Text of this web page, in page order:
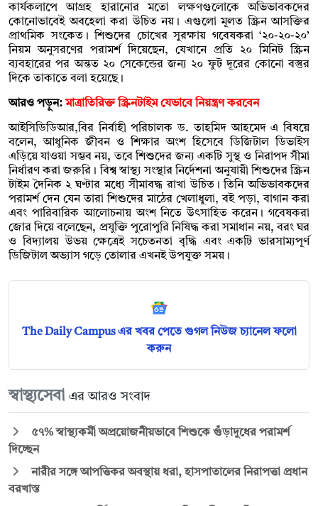
কার্যকলাপে আগ্রহ হারানোর মতো লক্ষণগুলোকে অভিভাবকদের
কোনোভাবেই অবহেলা করা উচিত নয়। এগুলো মূলত স্ক্রিন আসক্তির
প্রাথমিক সংকেত। শিশুদের চোখের সুরক্ষায় গবেষকরা ‘২০-২০-২০’
নিয়ম অনুসরণের পরামর্শ দিয়েছেন, যেখানে প্রতি ২০ মিনিট স্ক্রিন
ব্যবহারের পর অন্তত ২০ সেকেন্ডের জন্য ২০ ফুট দূরের কোনো বস্তুর
দিকে তাকাতে বলা হয়েছে।
আরও পড়ুন:মাত্রাতিরিক্ত স্ক্রিনটাইম যেভাবে নিয়ন্ত্রণ করবেন
আইসিডিডিআর,বির নির্বাহী পরিচালক ড. তাহমিদ আহমেদ এ বিষয়ে
বলেন, আধুনিক জীবন ও শিক্ষার অংশ হিসেবে ডিজিটাল ডিভাইস
এড়িয়ে যাওয়া সম্ভব নয়, তবে শিশুদের জন্য একটি সুস্থ ও নিরাপদ সীমা
নির্ধারণ করা জরুরি। বিশ্ব স্বাস্থ্য সংস্থার নির্দেশনা অনুযায়ী শিশুদের স্ক্রিন
টাইম দৈনিক ২ ঘণ্টার মধ্যে সীমাবদ্ধ রাখা উচিত। তিনি অভিভাবকদের
পরামর্শ দেন যেন তারা শিশুদের মাঠের খেলাধুলা, বই পড়া, বাগান করা
এবং পারিবারিক আলোচনায় অংশ নিতে উৎসাহিত করেন। গবেষকরা
জোর দিয়ে বলেছেন, প্রযুক্তি পুরোপুরি নিষিদ্ধ করা সমাধান নয়, বরং ঘর
ও বিদ্যালয় উভয় ক্ষেত্রেই সচেতনতা বৃদ্ধি এবং একটি ভারসাম্যপূর্ণ
ডিজিটাল অভ্যাস গড়ে তোলার এখনই উপযুক্ত সময়।
The Daily Campus এর খবর পেতে গুগল নিউজ চ্যানেল ফলো
করুন
স্বাস্থ্যসেবা এর আরও সংবাদ
৫৭% স্বাস্থ্যকর্মী অপ্রয়োজনীয়ভাবে শিশুকে গুঁড়াদুধের পরামর্শ
দিচ্ছেন
নারীর সঙ্গে আপত্তিকর অবস্থায় ধরা, হাসপাতালের নিরাপত্তা প্রধান
বরখাস্ত